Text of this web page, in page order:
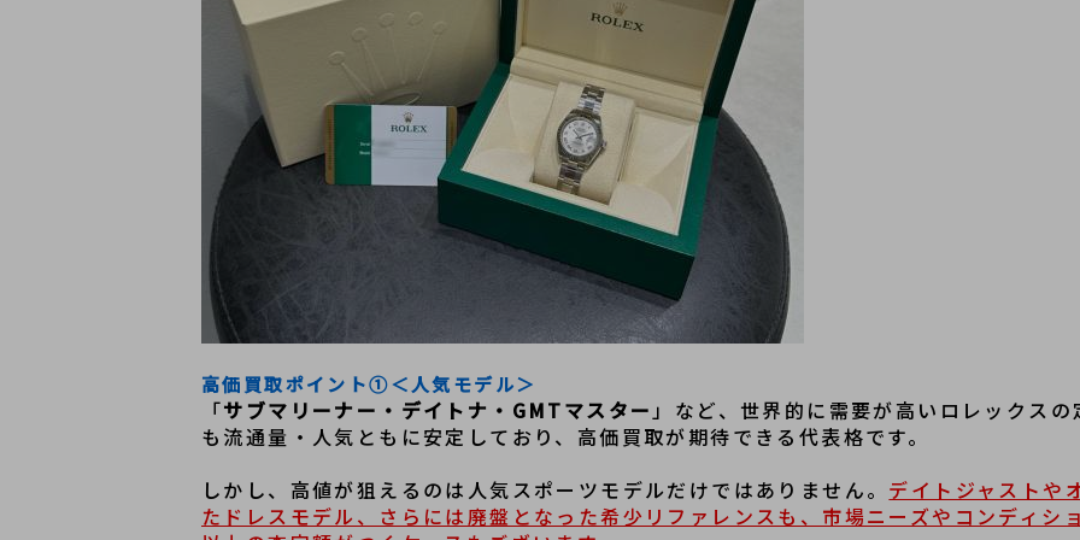
高価買取ポイント①＜人気モデル＞
「サブマリーナー・デイトナ・GMTマスター 」など、世界的に需要が高いロレックス
も流通量・人気ともに安定しており、高価買取が期待できる代表格です。
しかし、高値が狙えるのは人気スポーツモデルだけではありません。 デイトジャストや
たドレスモデル、さらには廃盤となった希少リファレンスも、市場ニーズやコンディシ